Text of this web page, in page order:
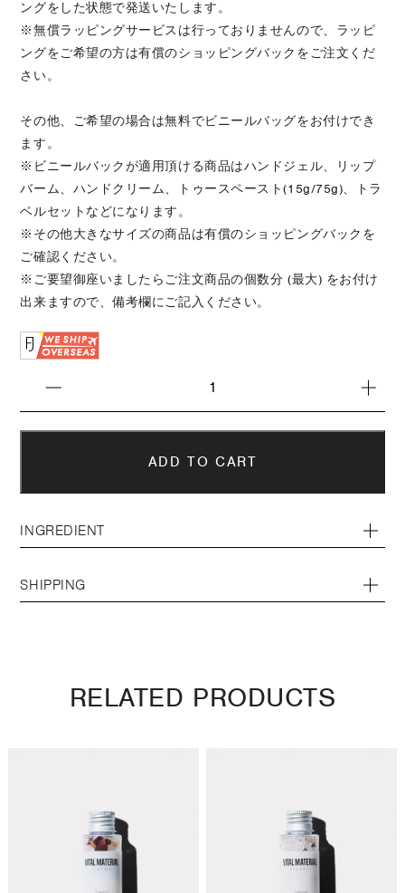
ングをした状態で発送いたします。
※無償ラッピングサービスは行っておりませんので、ラッピ
ングをご希望の方は有償のショッピングバックをご注文くだ
さい。
その他、ご希望の場合は無料でビニールバッグをお付けでき
ます。
※ビニールバックが適用頂ける商品はハンドジェル、リップ
バーム、ハンドクリーム、トゥースペースト(15g/75g)、トラ
ベルセットなどになります。
※その他大きなサイズの商品は有償のショッピングバックを
ご確認ください。
※ご要望御座いましたらご注文商品の個数分 (最大) をお付け
出来ますので、備考欄にご記入ください。
INGREDIENT
SHIPPING
RELATED PRODUCTS